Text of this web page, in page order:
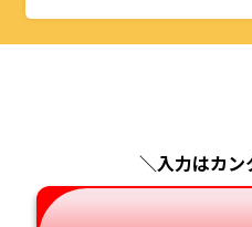
山
千
福
京
奈
島
山
福
熊
＼入力はカン